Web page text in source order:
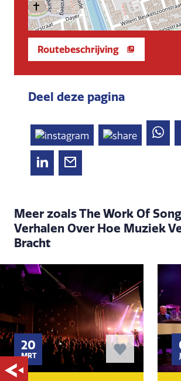
Routebeschrijving
Deel deze pagina
Meer zoals The Work Of
Verhalen Over Hoe Muziek
Bracht
20
MRT